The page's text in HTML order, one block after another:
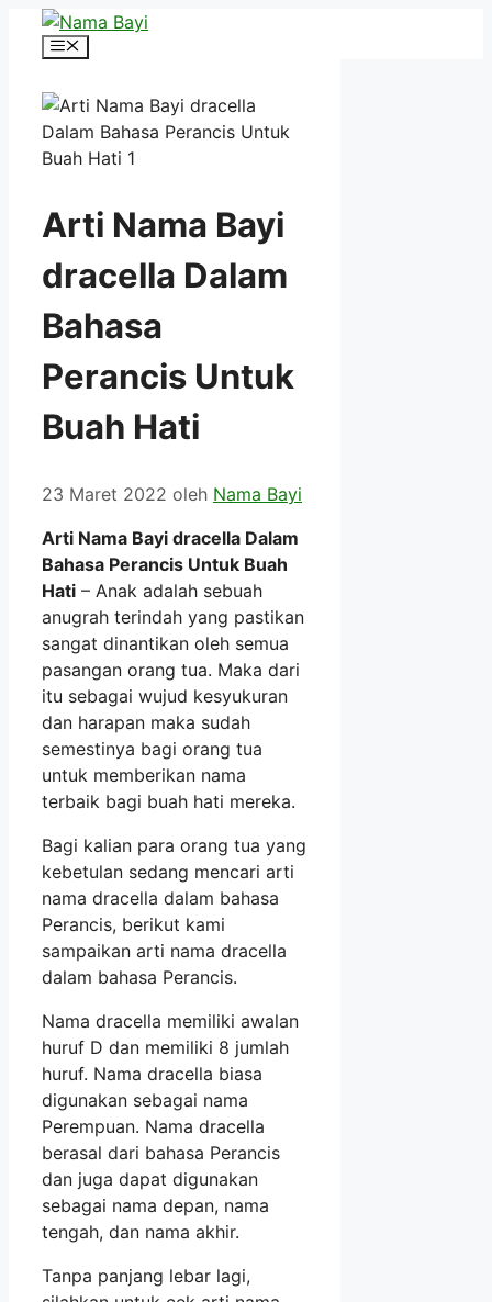
Langsung
Menu
Arti Nama Bayi
dracella Dalam
Bahasa
Perancis Untuk
Buah Hati
23 Maret 2022 oleh Nama Bayi
Arti Nama Bayi dracella Dalam
Bahasa Perancis Untuk Buah
Hati – Anak adalah sebuah
anugrah terindah yang pastikan
sangat dinantikan oleh semua
pasangan orang tua. Maka dari
itu sebagai wujud kesyukuran
dan harapan maka sudah
semestinya bagi orang tua
untuk memberikan nama
terbaik bagi buah hati mereka.
Bagi kalian para orang tua yang
kebetulan sedang mencari arti
nama dracella dalam bahasa
Perancis, berikut kami
sampaikan arti nama dracella
dalam bahasa Perancis.
Nama dracella memiliki awalan
huruf D dan memiliki 8 jumlah
huruf. Nama dracella biasa
digunakan sebagai nama
Perempuan. Nama dracella
berasal dari bahasa Perancis
dan juga dapat digunakan
sebagai nama depan, nama
tengah, dan nama akhir.
Tanpa panjang lebar lagi,